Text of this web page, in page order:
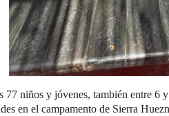
77 niños y jóvenes, también entre
en el campamento de Sierra